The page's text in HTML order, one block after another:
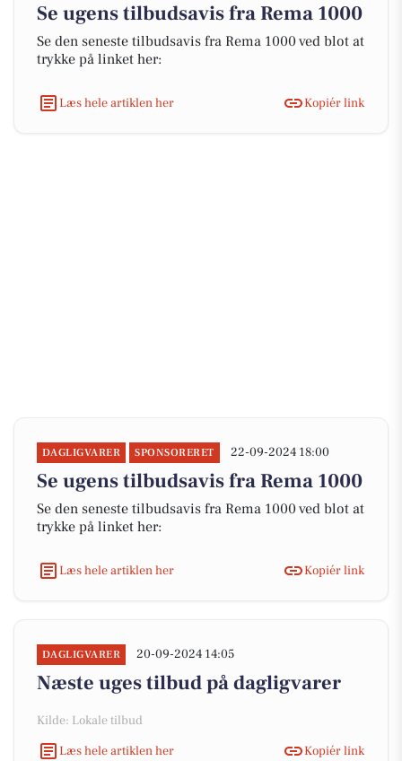
Se ugens tilbudsavis fra Rema 1000
Se den seneste tilbudsavis fra Rema 1000 ved blot at
trykke på linket her:
Læs hele artiklen her Kopiér link
DAGLIGVARER SPONSORERET 22-09-2024 18:00
Se ugens tilbudsavis fra Rema 1000
Se den seneste tilbudsavis fra Rema 1000 ved blot at
trykke på linket her:
Læs hele artiklen her Kopiér link
DAGLIGVARER 20-09-2024 14:05
Næste uges tilbud på dagligvarer
Kilde: Lokale tilbud
Læs hele artiklen her
Kopiér link